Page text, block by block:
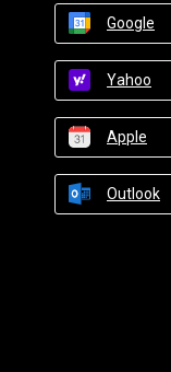
Google
Yahoo
Apple
Outlook